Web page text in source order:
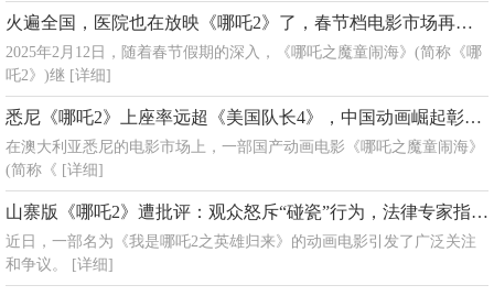
火遍全国，医院也在放映《哪吒2》了，春节档电影市场再掀热潮
2025年2月12日，随着春节假期的深入，《哪吒之魔童闹海》(简称《哪
吒2》)继 [详细]
悉尼《哪吒2》上座率远超《美国队长4》，中国动画崛起彰显文化自信
在澳大利亚悉尼的电影市场上，一部国产动画电影《哪吒之魔童闹海》
(简称《 [详细]
山寨版《哪吒2》遭批评：观众怒斥“碰瓷”行为，法律专家指出侵权风险
近日，一部名为《我是哪吒2之英雄归来》的动画电影引发了广泛关注
和争议。
[详细]